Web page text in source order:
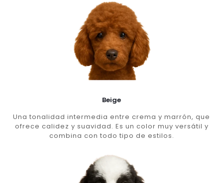
Beige
Una tonalidad intermedia entre crema y marrón, que
ofrece calidez y suavidad. Es un color muy versátil y
combina con todo tipo de estilos.